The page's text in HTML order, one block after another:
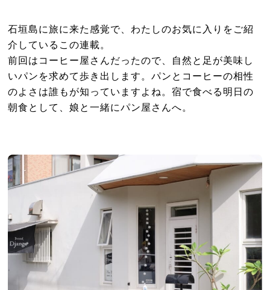
石垣島に旅に来た感覚で、わたしのお気に入りをご紹
介しているこの連載。
前回はコーヒー屋さんだったので、自然と足が美味し
いパンを求めて歩き出します。パンとコーヒーの相性
のよさは誰もが知っていますよね。宿で食べる明日の
朝食として、娘と一緒にパン屋さんへ。